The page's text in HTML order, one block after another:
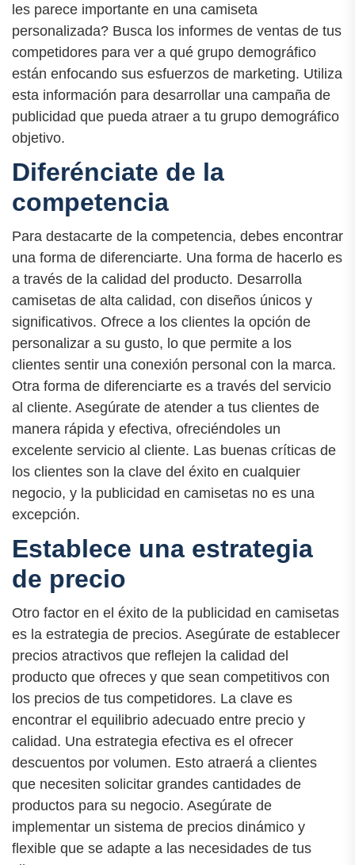
les parece importante en una camiseta
personalizada? Busca los informes de ventas de tus
competidores para ver a qué grupo demográfico
están enfocando sus esfuerzos de marketing. Utiliza
esta información para desarrollar una campaña de
publicidad que pueda atraer a tu grupo demográfico
objetivo.
Diferénciate de la
competencia
Para destacarte de la competencia, debes encontrar
una forma de diferenciarte. Una forma de hacerlo es
a través de la calidad del producto. Desarrolla
camisetas de alta calidad, con diseños únicos y
significativos. Ofrece a los clientes la opción de
personalizar a su gusto, lo que permite a los
clientes sentir una conexión personal con la marca.
Otra forma de diferenciarte es a través del servicio
al cliente. Asegúrate de atender a tus clientes de
manera rápida y efectiva, ofreciéndoles un
excelente servicio al cliente. Las buenas críticas de
los clientes son la clave del éxito en cualquier
negocio, y la publicidad en camisetas no es una
excepción.
Establece una estrategia
de precio
Otro factor en el éxito de la publicidad en camisetas
es la estrategia de precios. Asegúrate de establecer
precios atractivos que reflejen la calidad del
producto que ofreces y que sean competitivos con
los precios de tus competidores. La clave es
encontrar el equilibrio adecuado entre precio y
calidad. Una estrategia efectiva es el ofrecer
descuentos por volumen. Esto atraerá a clientes
que necesiten solicitar grandes cantidades de
productos para su negocio. Asegúrate de
implementar un sistema de precios dinámico y
flexible que se adapte a las necesidades de tus